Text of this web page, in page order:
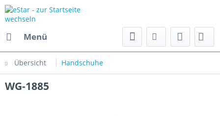
Menü
Übersicht Handschuhe
WG-1885